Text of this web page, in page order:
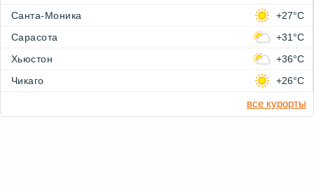
Санта-Моника
+27°C
Сарасота
+31°C
Хьюстон
+36°C
Чикаго
+26°C
все курорты